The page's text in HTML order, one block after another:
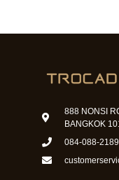
888 NONSI
BANGKOK
084-088-2189